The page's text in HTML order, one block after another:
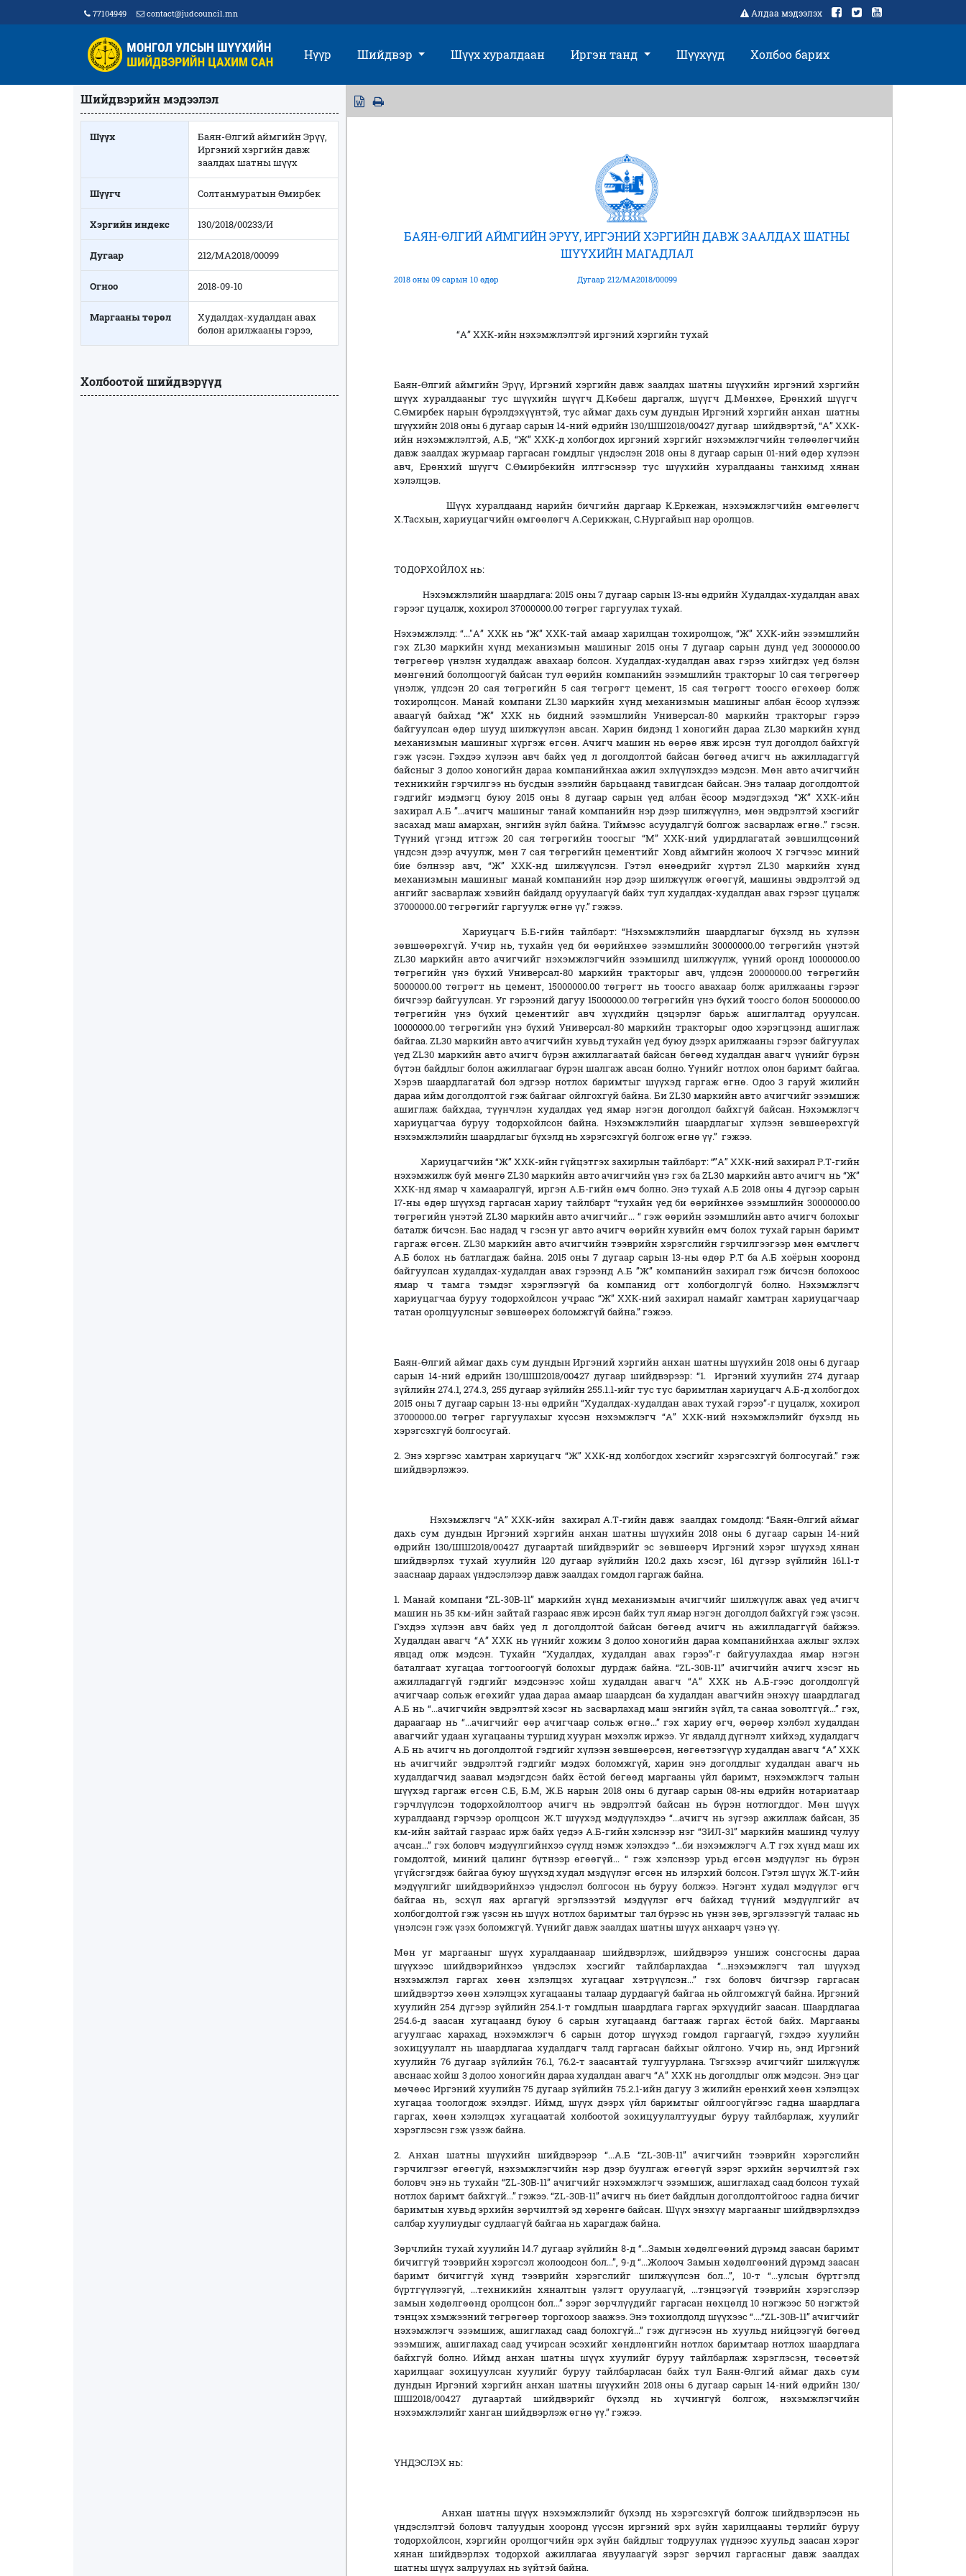
77104949 contact@judcouncil.mn Алдаа мэдээлэх
Нүүр Шийдвэр Шүүх хуралдаан Иргэн танд Шүүхүүд Холбоо барих
Шийдвэрийн мэдээлэл
Шүүх
Баян-Өлгий аймгийн Эрүү,
Иргэний хэргийн давж
заалдах шатны шүүх
Шүүгч Солтанмуратын Өмирбек
Хэргийн индекс 130/2018/00233/И
Дугаар 212/МА2018/00099
Огноо 2018-09-10
Маргааны төрөл
Худалдах-худалдан авах
болон арилжааны гэрээ,
Холбоотой шийдвэрүүд
БАЯН-ӨЛГИЙ АЙМГИЙН ЭРҮҮ, ИРГЭНИЙ ХЭРГИЙН ДАВЖ ЗААЛДАХ ШАТНЫ
ШҮҮХИЙН МАГАДЛАЛ
2018 оны 09 сарын 10 өдөр Дугаар 212/МА2018/00099
“А” ХХК-ийн нэхэмжлэлтэй иргэний хэргийн тухай
Баян-Өлгий аймгийн Эрүү, Иргэний хэргийн давж заалдах шатны шүүхийн иргэний хэргийн
шүүх хуралдааныг тус шүүхийн шүүгч Д.Көбеш даргалж, шүүгч Д.Мөнхөө, Ерөнхий шүүгч
С.Өмирбек нарын бүрэлдэхүүнтэй, тус аймаг дахь сум дундын Иргэний хэргийн анхан шатны
шүүхийн 2018 оны 6 дугаар сарын 14-ний өдрийн 130/ШШ2018/00427 дугаар шийдвэртэй, “А” ХХК-
ийн нэхэмжлэлтэй, А.Б, “Ж” ХХК-д холбогдох иргэний хэргийг нэхэмжлэгчийн төлөөлөгчийн
давж заалдах журмаар гаргасан гомдлыг үндэслэн 2018 оны 8 дугаар сарын 01-ний өдөр хүлээн
авч, Ерөнхий шүүгч С.Өмирбекийн илтгэснээр тус шүүхийн хуралдааны танхимд хянан
хэлэлцэв.
Шүүх хуралдаанд нарийн бичгийн даргаар К.Еркежан, нэхэмжлэгчийн өмгөөлөгч
Х.Тасхын, хариуцагчийн өмгөөлөгч А.Серикжан, С.Нургайып нар оролцов.
ТОДОРХОЙЛОХ нь:
Нэхэмжлэлийн шаардлага: 2015 оны 7 дугаар сарын 13-ны өдрийн Худалдах-худалдан авах
гэрээг цуцалж, хохирол 37000000.00 төгрөг гаргуулах тухай.
Нэхэмжлэлд: “..."А” ХХК нь “Ж” ХХК-тай амаар харилцан тохиролцож, “Ж” ХХК-ийн эзэмшлийн
гэх ZL30 маркийн хүнд механизмын машиныг 2015 оны 7 дугаар сарын дунд үед 3000000.00
төгрөгөөр үнэлэн худалдаж авахаар болсон. Худалдах-худалдан авах гэрээ хийгдэх үед бэлэн
мөнгөний бололцоогүй байсан тул өөрийн компанийн эзэмшлийн тракторыг 10 сая төгрөгөөр
үнэлж, үлдсэн 20 сая төгрөгийн 5 сая төгрөгт цемент, 15 сая төгрөгт тоосго өгөхөөр болж
тохиролцсон. Манай компани ZL30 маркийн хүнд механизмын машиныг албан ёсоор хүлээж
аваагүй байхад “Ж” ХХК нь бидний эзэмшлийн Универсал-80 маркийн тракторыг гэрээ
байгуулсан өдөр шууд шилжүүлэн авсан. Харин бидэнд 1 хоногийн дараа ZL30 маркийн хүнд
механизмын машиныг хүргэж өгсөн. Ачигч машин нь өөрөө явж ирсэн тул доголдол байхгүй
гэж үзсэн. Гэхдээ хүлээн авч байх үед л доголдолтой байсан бөгөөд ачигч нь ажилладаггүй
байсныг 3 долоо хоногийн дараа компанийнхаа ажил эхлүүлэхдээ мэдсэн. Мөн авто ачигчийн
техникийн гэрчилгээ нь бусдын зээлийн барьцаанд тавигдсан байсан. Энэ талаар доголдолтой
гэдгийг мэдмэгц буюу 2015 оны 8 дугаар сарын үед албан ёсоор мэдэгдэхэд “Ж” ХХК-ийн
захирал А.Б ”...ачигч машиныг танай компанийн нэр дээр шилжүүлнэ, мөн эвдрэлтэй хэсгийг
засахад маш амархан, энгийн зүйл байна. Тиймээс асуудалгүй болгож засварлаж өгнө..” гэсэн.
Түүний үгэнд итгэж 20 сая төгрөгийн тоосгыг “М” ХХК-ний удирдлагатай зөвшилцсөний
үндсэн дээр ачуулж, мөн 7 сая төгрөгийн цементийг Ховд аймгийн жолооч Х гэгчээс миний
бие бэлнээр авч, “Ж” ХХК-нд шилжүүлсэн. Гэтэл өнөөдрийг хүртэл ZL30 маркийн хүнд
механизмын машиныг манай компанийн нэр дээр шилжүүлж өгөөгүй, машины эвдрэлтэй эд
ангийг засварлаж хэвийн байдалд оруулаагүй байх тул худалдах-худалдан авах гэрээг цуцалж
37000000.00 төгрөгийг гаргуулж өгнө үү.” гэжээ.
Хариуцагч Б.Б-гийн тайлбарт: “Нэхэмжлэлийн шаардлагыг бүхэлд нь хүлээн
зөвшөөрөхгүй. Учир нь, тухайн үед би өөрийнхөө эзэмшлийн 30000000.00 төгрөгийн үнэтэй
ZL30 маркийн авто ачигчийг нэхэмжлэгчийн эзэмшилд шилжүүлж, үүний оронд 10000000.00
төгрөгийн үнэ бүхий Универсал-80 маркийн тракторыг авч, үлдсэн 20000000.00 төгрөгийн
5000000.00 төгрөгт нь цемент, 15000000.00 төгрөгт нь тоосго авахаар болж арилжааны гэрээг
бичгээр байгуулсан. Уг гэрээний дагуу 15000000.00 төгрөгийн үнэ бүхий тоосго болон 5000000.00
төгрөгийн үнэ бүхий цементийг авч хүүхдийн цэцэрлэг барьж ашиглалтад оруулсан.
10000000.00 төгрөгийн үнэ бүхий Универсал-80 маркийн тракторыг одоо хэрэгцээнд ашиглаж
байгаа. ZL30 маркийн авто ачигчийн хувьд тухайн үед буюу дээрх арилжааны гэрээг байгуулах
үед ZL30 маркийн авто ачигч бүрэн ажиллагаатай байсан бөгөөд худалдан авагч үүнийг бүрэн
бүтэн байдлыг болон ажиллагааг бүрэн шалгаж авсан болно. Үүнийг нотлох олон баримт байгаа.
Хэрэв шаардлагатай бол эдгээр нотлох баримтыг шүүхэд гаргаж өгнө. Одоо 3 гаруй жилийн
дараа ийм доголдолтой гэж байгааг ойлгохгүй байна. Би ZL30 маркийн авто ачигчийг эзэмшиж
ашиглаж байхдаа, түүнчлэн худалдах үед ямар нэгэн доголдол байхгүй байсан. Нэхэмжлэгч
хариуцагчаа буруу тодорхойлсон байна. Нэхэмжлэлийн шаардлагыг хүлээн зөвшөөрөхгүй
нэхэмжлэлийн шаардлагыг бүхэлд нь хэрэгсэхгүй болгож өгнө үү.” гэжээ.
Хариуцагчийн “Ж” ХХК-ийн гүйцэтгэх захирлын тайлбарт: “”А” ХХК-ний захирал Р.Т-гийн
нэхэмжилж буй мөнгө ZL30 маркийн авто ачигчийн үнэ гэх ба ZL30 маркийн авто ачигч нь “Ж”
ХХК-нд ямар ч хамааралгүй, иргэн А.Б-гийн өмч болно. Энэ тухай А.Б 2018 оны 4 дүгээр сарын
17-ны өдөр шүүхэд гаргасан хариу тайлбарт “тухайн үед би өөрийнхөө эзэмшлийн 30000000.00
төгрөгийн үнэтэй ZL30 маркийн авто ачигчийг... “ гэж өөрийн эзэмшлийн авто ачигч болохыг
баталж бичсэн. Бас надад ч гэсэн уг авто ачигч өөрийн хувийн өмч болох тухай гарын баримт
гаргаж өгсөн. ZL30 маркийн авто ачигчийн тээврийн хэрэгслийн гэрчилгээгээр мөн өмчлөгч
А.Б болох нь батлагдаж байна. 2015 оны 7 дугаар сарын 13-ны өдөр Р.Т ба А.Б хоёрын хооронд
байгуулсан худалдах-худалдан авах гэрээнд А.Б ”Ж” компанийн захирал гэж бичсэн болохоос
ямар ч тамга тэмдэг хэрэглээгүй ба компанид огт холбогдолгүй болно. Нэхэмжлэгч
хариуцагчаа буруу тодорхойлсон учраас “Ж” ХХК-ний захирал намайг хамтран хариуцагчаар
татан оролцуулсныг зөвшөөрөх боломжгүй байна.” гэжээ.
Баян-Өлгий аймаг дахь сум дундын Иргэний хэргийн анхан шатны шүүхийн 2018 оны 6 дугаар
сарын 14-ний өдрийн 130/ШШ2018/00427 дугаар шийдвэрээр: “1. Иргэний хуулийн 274 дугаар
зүйлийн 274.1, 274.3, 255 дугаар зүйлийн 255.1.1-ийг тус тус баримтлан хариуцагч А.Б-д холбогдох
2015 оны 7 дугаар сарын 13-ны өдрийн “Худалдах-худалдан авах тухай гэрээ”-г цуцалж, хохирол
37000000.00 төгрөг гаргуулахыг хүссэн нэхэмжлэгч “А” ХХК-ний нэхэмжлэлийг бүхэлд нь
хэрэгсэхгүй болгосугай.
2. Энэ хэргээс хамтран хариуцагч “Ж” ХХК-нд холбогдох хэсгийг хэрэгсэхгүй болгосугай.” гэж
шийдвэрлэжээ.
Нэхэмжлэгч “А” ХХК-ийн захирал А.Т-гийн давж заалдах гомдолд: “Баян-Өлгий аймаг
дахь сум дундын Иргэний хэргийн анхан шатны шүүхийн 2018 оны 6 дугаар сарын 14-ний
өдрийн 130/ШШ2018/00427 дугаартай шийдвэрийг эс зөвшөөрч Иргэний хэрэг шүүхэд хянан
шийдвэрлэх тухай хуулийн 120 дугаар зүйлийн 120.2 дахь хэсэг, 161 дүгээр зүйлийн 161.1-т
зааснаар дараах үндэслэлээр давж заалдах гомдол гаргаж байна.
1. Манай компани “ZL-30B-11” маркийн хүнд механизмын ачигчийг шилжүүлж авах үед ачигч
машин нь 35 км-ийн зайтай газраас явж ирсэн байх тул ямар нэгэн доголдол байхгүй гэж үзсэн.
Гэхдээ хүлээн авч байх үед л доголдолтой байсан бөгөөд ачигч нь ажилладаггүй байжээ.
Худалдан авагч “А” ХХК нь үүнийг хожим 3 долоо хоногийн дараа компанийнхаа ажлыг эхлэх
явцад олж мэдсэн. Тухайн “Худалдах, худалдан авах гэрээ”-г байгуулахдаа ямар нэгэн
баталгаат хугацаа тогтоогоогүй болохыг дурдаж байна. “ZL-30B-11” ачигчийн ачигч хэсэг нь
ажилладаггүй гэдгийг мэдсэнээс хойш худалдан авагч “А” ХХК нь А.Б-гээс доголдолгүй
ачигчаар сольж өгөхийг удаа дараа амаар шаардсан ба худалдан авагчийн энэхүү шаардлагад
А.Б нь “...ачигчийн эвдрэлтэй хэсэг нь засварлахад маш энгийн зүйл, та санаа зоволтгүй...” гэх,
дараагаар нь “...ачигчийг өөр ачигчаар сольж өгнө...” гэх хариу өгч, өөрөөр хэлбэл худалдан
авагчийг удаан хугацааны туршид хууран мэхэлж иржээ. Уг явдалд дүгнэлт хийхэд, худалдагч
А.Б нь ачигч нь доголдолтой гэдгийг хүлээн зөвшөөрсөн, нөгөөтээгүүр худалдан авагч “А” ХХК
нь ачигчийг эвдрэлтэй гэдгийг мэдэх боломжгүй, харин энэ доголдлыг худалдан авагч нь
худалдагчид заавал мэдэгдсэн байх ёстой бөгөөд маргааны үйл баримт, нэхэмжлэгч талын
шүүхэд гаргаж өгсөн С.Б, Б.М, Ж.Б нарын 2018 оны 6 дугаар сарын 08-ны өдрийн нотариатаар
гэрчлүүлсэн тодорхойлолтоор ачигч нь эвдрэлтэй байсан нь бүрэн нотлогддог. Мөн шүүх
хуралдаанд гэрчээр оролцсон Ж.Т шүүхэд мэдүүлэхдээ “...ачигч нь зүгээр ажиллаж байсан, 35
км-ийн зайтай газраас ирж байх үедээ А.Б-гийн хэлснээр нэг “ЗИЛ-31” маркийн машинд чулуу
ачсан...” гэх боловч мэдүүлгийнхээ сүүлд нэмж хэлэхдээ “...би нэхэмжлэгч А.Т гэх хүнд маш их
гомдолтой, миний цалинг бүтнээр өгөөгүй... “ гэж хэлснээр урьд өгсөн мэдүүлэг нь бүрэн
үгүйсгэгдэж байгаа буюу шүүхэд худал мэдүүлэг өгсөн нь илэрхий болсон. Гэтэл шүүх Ж.Т-ийн
мэдүүлгийг шийдвэрийнхээ үндэслэл болгосон нь буруу болжээ. Нэгэнт худал мэдүүлэг өгч
байгаа нь, эсхүл яах аргагүй эргэлзээтэй мэдүүлэг өгч байхад түүний мэдүүлгийг ач
холбогдолтой гэж үзсэн нь шүүх нотлох баримтыг тал бүрээс нь үнэн зөв, эргэлзээгүй талаас нь
үнэлсэн гэж үзэх боломжгүй. Үүнийг давж заалдах шатны шүүх анхаарч үзнэ үү.
Мөн уг маргааныг шүүх хуралдаанаар шийдвэрлэж, шийдвэрээ уншиж сонсгосны дараа
шүүхээс шийдвэрийнхээ үндэслэх хэсгийг тайлбарлахдаа “...нэхэмжлэгч тал шүүхэд
нэхэмжлэл гаргах хөөн хэлэлцэх хугацааг хэтрүүлсэн...” гэх боловч бичгээр гаргасан
шийдвэртээ хөөн хэлэлцэх хугацааны талаар дурдаагүй байгаа нь ойлгомжгүй байна. Иргэний
хуулийн 254 дүгээр зүйлийн 254.1-т гомдлын шаардлага гаргах эрхүүдийг заасан. Шаардлагаа
254.6-д заасан хугацаанд буюу 6 сарын хугацаанд багтааж гаргах ёстой байх. Маргааны
агуулгаас харахад, нэхэмжлэгч 6 сарын дотор шүүхэд гомдол гаргаагүй, гэхдээ хуулийн
зохицуулалт нь шаардлагаа худалдагч талд гаргасан байхыг ойлгоно. Учир нь, энд Иргэний
хуулийн 76 дугаар зүйлийн 76.1, 76.2-т заасантай тулгуурлана. Тэгэхээр ачигчийг шилжүүлж
авснаас хойш 3 долоо хоногийн дараа худалдан авагч “А” ХХК нь доголдлыг олж мэдсэн. Энэ цаг
мөчөөс Иргэний хуулийн 75 дугаар зүйлийн 75.2.1-ийн дагуу 3 жилийн ерөнхий хөөн хэлэлцэх
хугацаа тоологдож эхэлдэг. Иймд, шүүх дээрх үйл баримтыг ойлгоогүйгээс гадна шаардлага
гаргах, хөөн хэлэлцэх хугацаатай холбоотой зохицуулалтуудыг буруу тайлбарлаж, хуулийг
хэрэглэсэн гэж үзэж байна.
2. Анхан шатны шүүхийн шийдвэрээр “...А.Б “ZL-30B-11” ачигчийн тээврийн хэрэгслийн
гэрчилгээг өгөөгүй, нэхэмжлэгчийн нэр дээр буулгаж өгөөгүй зэрэг эрхийн зөрчилтэй гэх
боловч энэ нь тухайн “ZL-30B-11” ачигчийг нэхэмжлэгч эзэмшиж, ашиглахад саад болсон тухай
нотлох баримт байхгүй...” гэжээ. “ZL-30B-11” ачигч нь биет байдлын доголдолтойгоос гадна бичиг
баримтын хувьд эрхийн зөрчилтэй эд хөрөнгө байсан. Шүүх энэхүү маргааныг шийдвэрлэхдээ
салбар хуулиудыг судлаагүй байгаа нь харагдаж байна.
Зөрчлийн тухай хуулийн 14.7 дугаар зүйлийн 8-д “...Замын хөдөлгөөний дүрэмд заасан баримт
бичиггүй тээврийн хэрэгсэл жолоодсон бол...”, 9-д “...Жолооч Замын хөдөлгөөний дүрэмд заасан
баримт бичиггүй хүнд тээврийн хэрэгслийг шилжүүлсэн бол...”, 10-т “...улсын бүртгэлд
бүртгүүлээгүй, ...техникийн хяналтын үзлэгт оруулаагүй, ...тэнцээгүй тээврийн хэрэгслээр
замын хөдөлгөөнд оролцсон бол...” зэрэг зөрчлүүдийг гаргасан нөхцөлд 10 нэгжээс 50 нэгжтэй
тэнцэх хэмжээний төгрөгөөр торгохоор заажээ. Энэ тохиолдолд шүүхээс “....“ZL-30B-11” ачигчийг
нэхэмжлэгч эзэмшиж, ашиглахад саад болохгүй...” гэж дүгнэсэн нь хуульд нийцээгүй бөгөөд
эзэмшиж, ашиглахад саад учирсан эсэхийг хөндлөнгийн нотлох баримтаар нотлох шаардлага
байхгүй болно. Иймд анхан шатны шүүх хуулийг буруу тайлбарлаж хэрэглэсэн, төсөөтэй
харилцааг зохицуулсан хуулийг буруу тайлбарласан байх тул Баян-Өлгий аймаг дахь сум
дундын Иргэний хэргийн анхан шатны шүүхийн 2018 оны 6 дугаар сарын 14-ний өдрийн 130/
ШШ2018/00427 дугаартай шийдвэрийг бүхэлд нь хүчингүй болгож, нэхэмжлэгчийн
нэхэмжлэлийг ханган шийдвэрлэж өгнө үү.” гэжээ.
ҮНДЭСЛЭХ нь:
Анхан шатны шүүх нэхэмжлэлийг бүхэлд нь хэрэгсэхгүй болгож шийдвэрлэсэн нь
үндэслэлтэй боловч талуудын хооронд үүссэн иргэний эрх зүйн харилцааны төрлийг буруу
тодорхойлсон, хэргийн оролцогчийн эрх зүйн байдлыг тодруулах үүднээс хуульд заасан хэрэг
хянан шийдвэрлэх тодорхой ажиллагаа явуулаагүй зэрэг зөрчил гаргасныг давж заалдах
шатны шүүх залруулах нь зүйтэй байна.